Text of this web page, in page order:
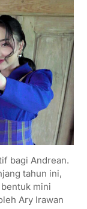
bagi Andrean.
tahun ini,
mini
Ary Irawan